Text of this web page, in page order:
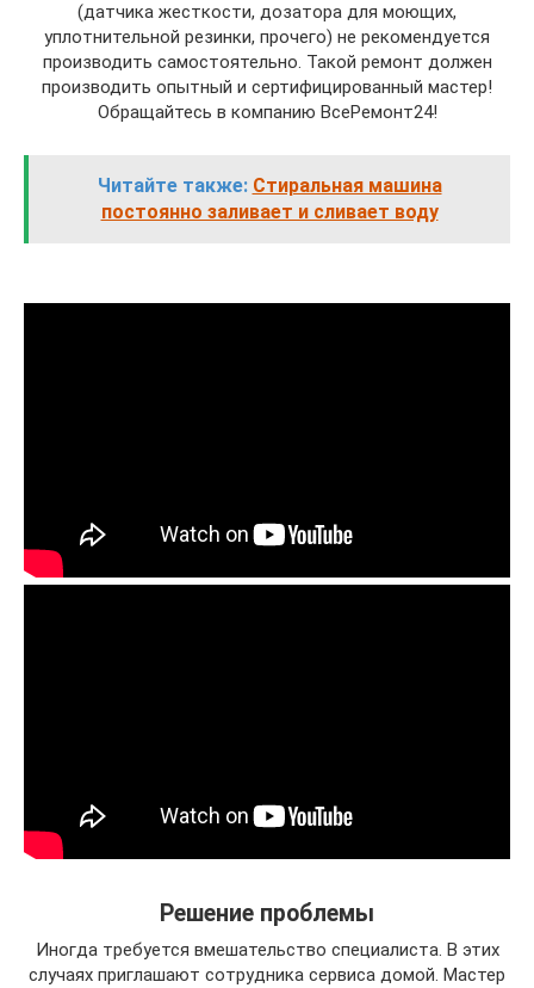
(датчика жесткости, дозатора для моющих,
уплотнительной резинки, прочего) не рекомендуется
производить самостоятельно. Такой ремонт должен
производить опытный и сертифицированный мастер!
Обращайтесь в компанию ВсеРемонт24!
Читайте также: Стиральная машина
постоянно заливает и сливает воду
Решение проблемы
Иногда требуется вмешательство специалиста. В этих
случаях приглашают сотрудника сервиса домой. Мастер